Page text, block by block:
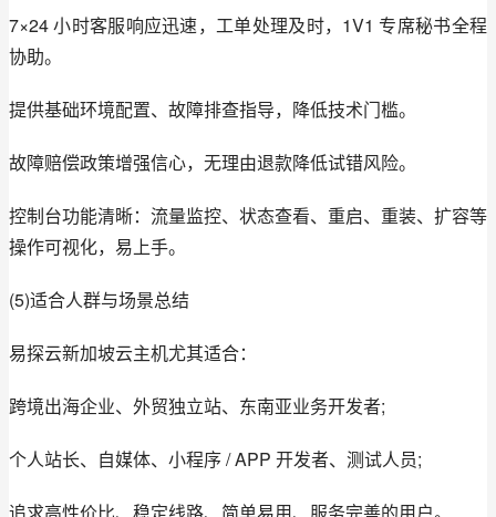
7×24 小时客服响应迅速，工单处理及时，1V1 专席秘书全程
协助。
提供基础环境配置、故障排查指导，降低技术门槛。
故障赔偿政策增强信心，无理由退款降低试错风险。
控制台功能清晰：流量监控、状态查看、重启、重装、扩容等
操作可视化，易上手。
(5)适合人群与场景总结
易探云新加坡云主机尤其适合：
跨境出海企业、外贸独立站、东南亚业务开发者;
个人站长、自媒体、小程序 / APP 开发者、测试人员;